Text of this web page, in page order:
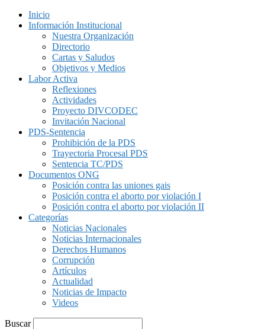
Inicio
Información Institucional
Nuestra Organización
Directorio
Cartas y Saludos
Objetivos y Medios
Labor Activa
Reflexiones
Actividades
Proyecto DIVCODEC
Invitación Nacional
PDS-Sentencia
Prohibición de la PDS
Trayectoria Procesal PDS
Sentencia TC/PDS
Documentos ONG
Posición contra las uniones gais
Posición contra el aborto por violación I
Posición contra el aborto por violación II
Categorías
Noticias Nacionales
Noticias Internacionales
Derechos Humanos
Corrupción
Artículos
Actualidad
Noticias de Impacto
Videos
Buscar